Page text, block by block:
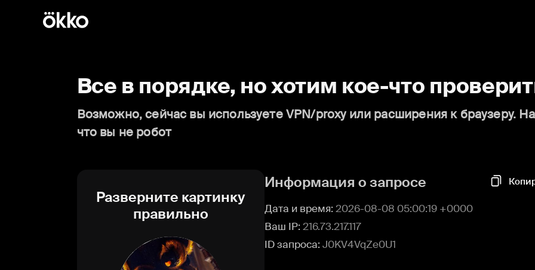
Все в порядке, но хотим кое-что
Возможно, сейчас вы используете VPN/proxy или расширения к браузеру.
что вы не робот
Разверните картинку
правильно
Информация о запросе
Дата и время: 2026-08-08 05:00:19 +0000
Ваш IP: 216.73.217.117
ID запроса: J0KV4VqZe0U1